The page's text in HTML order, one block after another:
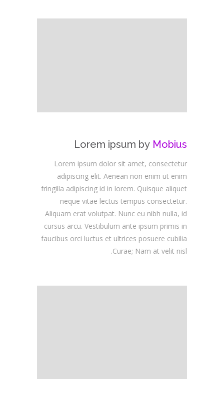
Lorem ipsum by Mobius
Lorem ipsum dolor sit amet, consectetur
adipiscing elit. Aenean non enim ut enim
fringilla adipiscing id in lorem. Quisque aliquet
neque vitae lectus tempus consectetur.
Aliquam erat volutpat. Nunc eu nibh nulla, id
cursus arcu. Vestibulum ante ipsum primis in
faucibus orci luctus et ultrices posuere cubilia
Curae; Nam at velit nisl.